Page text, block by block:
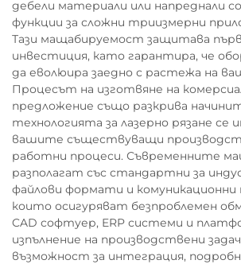
дебели материали или напреднали
функции за сложни триизмерни
Тази мащабируемост защитава
инвестиция, като гарантира, че
да еволюира заедно с растежа на
Процесът на изготвяне на
предложение също разкрива
технологията за лазерно рязане се
вашите съществуващи
работни процеси. Съвременните
разполагат със стандартни за
файлови формати и комуникационни
които осигуряват безпроблемен
CAD софтуер, ERP системи и
изпълнение на производствени
възможност за интеграция,